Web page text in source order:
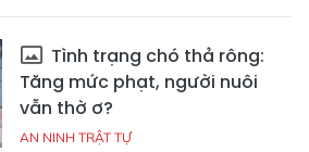
Tình trạng chó thả rông:
Tăng mức phạt, người nuôi
vẫn thờ ơ?
AN NINH TRẬT TỰ